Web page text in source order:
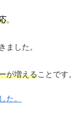
。
ました。
が増えることです。
た。